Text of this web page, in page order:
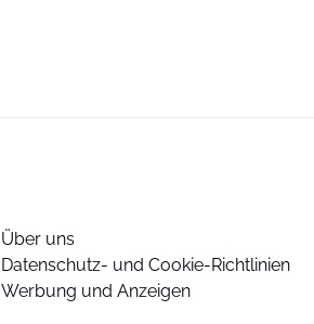
Über uns
Datenschutz- und Cookie-Richtlinien
Werbung und Anzeigen